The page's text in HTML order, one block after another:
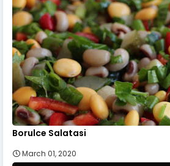
Borulce Salatasi
March 01, 2020